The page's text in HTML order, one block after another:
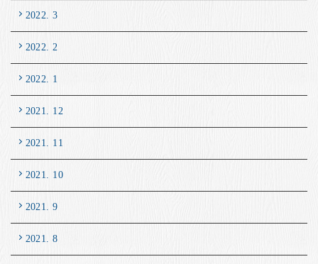
2022. 3
2022. 2
2022. 1
2021. 12
2021. 11
2021. 10
2021. 9
2021. 8